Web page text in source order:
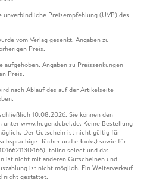
Preisempfehlung (UVP) des
vom Verlag gesenkt. Angaben zu
Preis.
Angaben zu Preissenkungen
Preis.
nach Ablauf des auf der Artikelseite
10.08.2026. Sie können den
www.hugendubel.de. Keine Bestellung
Der Gutschein ist nicht gültig für
Bücher und eBooks) sowie für
tolino select und das
ist nicht mit anderen Gutscheinen und
ist nicht möglich. Ein Weiterverkauf
nicht gestattet.